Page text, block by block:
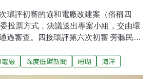
環評初審的協和電廠改建案（俗稱四
投票方式，決議送出專案小組，交由環
過審查。四接環評第六次初審 旁聽民眾
組，改為二部2.6GW的燃氣機組，因此
廠 深度低碳新聞 珊瑚 海洋